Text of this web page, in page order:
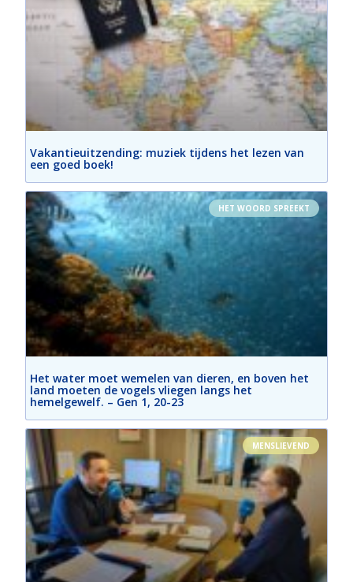
Vakantieuitzending: muziek tijdens het lezen van
een goed boek!
HET WOORD SPREEKT
Het water moet wemelen van dieren, en boven het
land moeten de vogels vliegen langs het
hemelgewelf. – Gen 1, 20-23
MENSLIEVEND